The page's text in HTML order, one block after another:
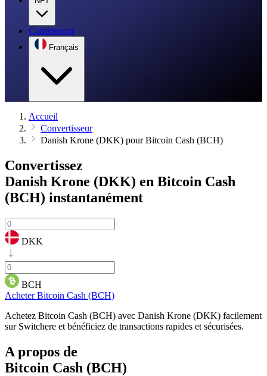
Commencer
Français
Accueil
Convertisseur
Danish Krone (DKK) pour Bitcoin Cash (BCH)
Convertissez
Danish Krone (DKK) en Bitcoin Cash
(BCH) instantanément
DKK
BCH
Acheter Bitcoin Cash (BCH)
Achetez Bitcoin Cash (BCH) avec Danish Krone (DKK) facilement
sur Switchere et bénéficiez de transactions rapides et sécurisées.
A propos de
Bitcoin Cash (BCH)